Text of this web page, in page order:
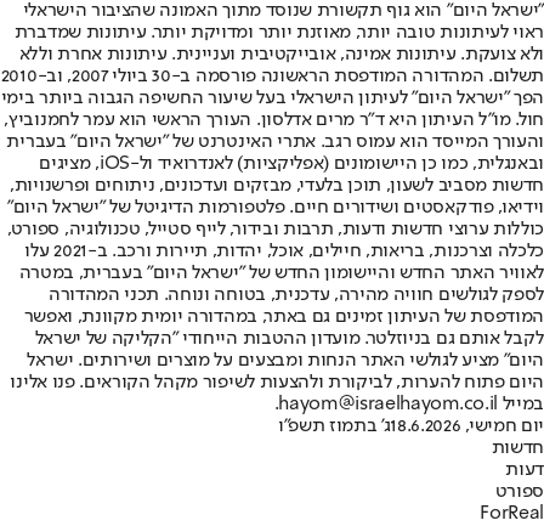
"ישראל היום" הוא גוף תקשורת שנוסד מתוך האמונה שהציבור הישראלי
ראוי לעיתונות טובה יותר, מאוזנת יותר ומדויקת יותר. עיתונות שמדברת
ולא צועקת. עיתונות אמינה, אובייקטיבית ועניינית. עיתונות אחרת וללא
תשלום. המהדורה המודפסת הראשונה פורסמה ב-30 ביולי 2007, וב-2010
הפך "ישראל היום" לעיתון הישראלי בעל שיעור החשיפה הגבוה ביותר בימי
חול. מו"ל העיתון היא ד"ר מרים אדלסון. העורך הראשי הוא עמר לחמנוביץ,
והעורך המייסד הוא עמוס רגב. אתרי האינטרנט של "ישראל היום" בעברית
ובאנגלית, כמו כן היישומונים (אפליקציות) לאנדרואיד ול-iOS, מציגים
חדשות מסביב לשעון, תוכן בלעדי, מבזקים ועדכונים, ניתוחים ופרשנויות,
וידיאו, פודקאסטים ושידורים חיים. פלטפורמות הדיגיטל של "ישראל היום"
כוללות ערוצי חדשות ודעות, תרבות ובידור, לייף סטייל, טכנולוגיה, ספורט,
כלכלה וצרכנות, בריאות, חיילים, אוכל, יהדות, תיירות ורכב. ב-2021 עלו
לאוויר האתר החדש והיישומון החדש של "ישראל היום" בעברית, במטרה
לספק לגולשים חוויה מהירה, עדכנית, בטוחה ונוחה. תכני המהדורה
המודפסת של העיתון זמינים גם באתר, במהדורה יומית מקוונת, ואפשר
לקבל אותם גם בניוזלטר. מועדון ההטבות הייחודי "הקליקה של ישראל
היום" מציע לגולשי האתר הנחות ומבצעים על מוצרים ושירותים. ישראל
היום פתוח להערות, לביקורת ולהצעות לשיפור מקהל הקוראים. פנו אלינו
במייל hayom@israelhayom.co.il.
יום חמישי, 18.6.2026
ג' בתמוז תשפ"ו
חדשות
דעות
ספורט
ForReal